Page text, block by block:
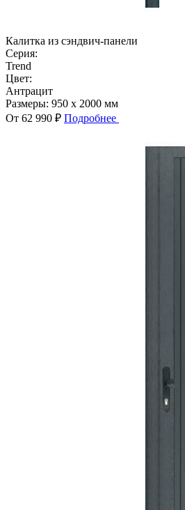
Калитка из сэндвич-панели
Серия:
Trend
Цвет:
Антрацит
Размеры: 950 x 2000 мм
От 62 990 ₽ Подробнее